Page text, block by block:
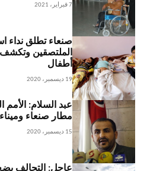
7 فبراير، 2021
صنعاء تطلق نداء
أطفال
19 ديسمبر، 2020
عبد السلام:
مطار صنعاء وميناء
15 ديسمبر، 2020
عاجل: التحالف